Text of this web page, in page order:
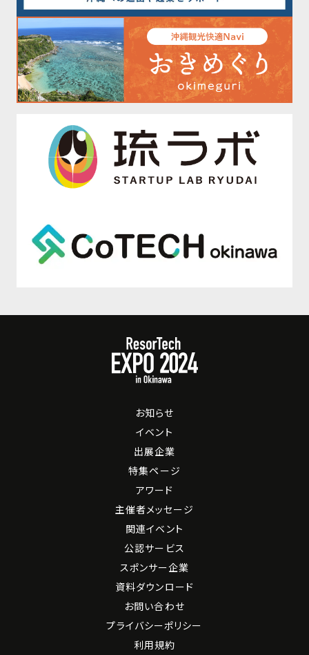
お知らせ
イベント
出展企業
特集ページ
アワード
主催者メッセージ
関連イベント
公認サービス
スポンサー企業
資料ダウンロード
お問い合わせ
プライバシーポリシー
利用規約